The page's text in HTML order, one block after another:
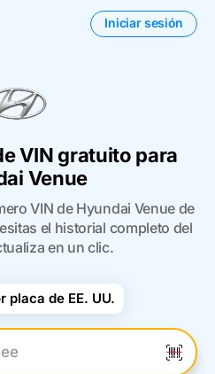
Iniciar sesión
VIN gratuito para
Venue
VIN de Hyundai Venue de
el historial completo del
en un clic.
placa de EE. UU.